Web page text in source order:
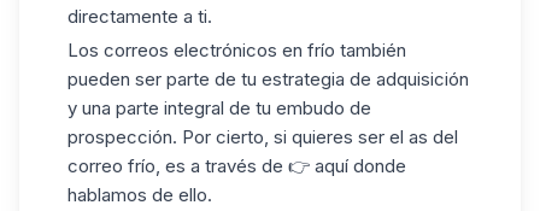
directamente a ti.
Los correos electrónicos en frío también
pueden ser parte de tu estrategia de adquisición
y una parte integral de tu embudo de
prospección. Por cierto, si quieres ser el as del
correo frío, es a través de 👉 aquí donde
hablamos de ello.